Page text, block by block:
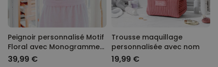
Peignoir personnalisé Motif
Floral avec Monogramme
et Texte
39,99 €
Trousse maquillage
personnalisée avec nom
19,99 €